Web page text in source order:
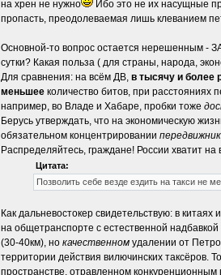
на хрен не нужно
Ибо это не их насущные
пропасть, преодолеваемая лишь клеванием
Основной-то вопрос остается нерешенным -
сутки? Какая польза ( для страны, народа,
Для сравнения: на всём ДВ, в тысячу и более
меньшее количество битов, при расстояниях
например, во Владе и Хабаре, пробки тоже
Берусь утверждать, что на экономическую
обязательном концентрировании
Распределяйтесь, граждане! России хватит на
Цитата:
Позволить себе везде ездить на такси не
Как дальневостокер свидетельствую: в
на общетранспорте с естественной
(30-40км), но качественном удалении от
территории действия вилючинских таксёров.
пространстве, отравленном конкуренционным